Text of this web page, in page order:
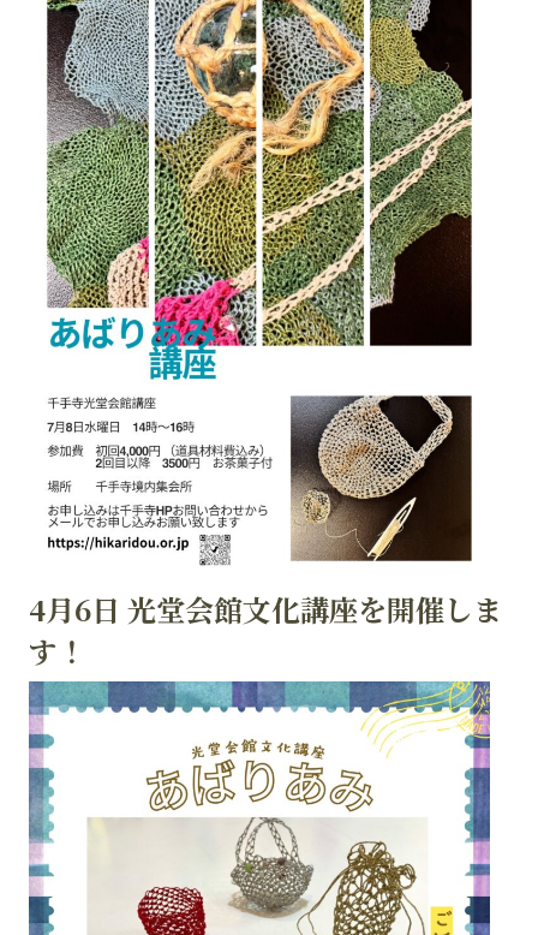
4月6日 光堂会館文化講座を開催しま
す！